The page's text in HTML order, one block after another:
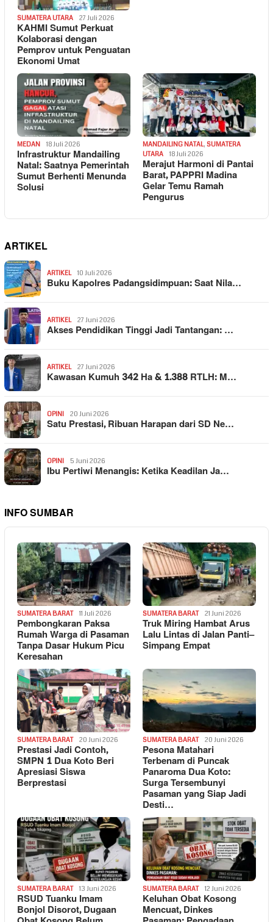
SUMATERA UTARA 27 Juli 2026
KAHMI Sumut Perkuat
Kolaborasi dengan
Pemprov untuk Penguatan
Ekonomi Umat
MEDAN 18 Juli 2026
Infrastruktur Mandailing
Natal: Saatnya Pemerintah
Sumut Berhenti Menunda
Solusi
MANDAILING NATAL, SUMATERA
UTARA
18 Juli 2026
Merajut Harmoni di Pantai
Barat, PAPPRI Madina
Gelar Temu Ramah
Pengurus
ARTIKEL
ARTIKEL 10 Juli 2026
Buku Kapolres Padangsidimpuan: Saat Nila…
ARTIKEL 27 Juni 2026
Akses Pendidikan Tinggi Jadi Tantangan: …
ARTIKEL 27 Juni 2026
Kawasan Kumuh 342 Ha & 1.388 RTLH: M…
OPINI 20 Juni 2026
Satu Prestasi, Ribuan Harapan dari SD Ne…
OPINI 5 Juni 2026
Ibu Pertiwi Menangis: Ketika Keadilan Ja…
INFO SUMBAR
SUMATERA BARAT 11 Juli 2026
Pembongkaran Paksa
Rumah Warga di Pasaman
Tanpa Dasar Hukum Picu
Keresahan
SUMATERA BARAT 21 Juni 2026
Truk Miring Hambat Arus
Lalu Lintas di Jalan Panti–
Simpang Empat
SUMATERA BARAT 20 Juni 2026
Prestasi Jadi Contoh,
SMPN 1 Dua Koto Beri
Apresiasi Siswa
Berprestasi
SUMATERA BARAT 20 Juni 2026
Pesona Matahari
Terbenam di Puncak
Panaroma Dua Koto:
Surga Tersembunyi
Pasaman yang Siap Jadi
Desti…
SUMATERA BARAT 13 Juni 2026
RSUD Tuanku Imam
Bonjol Disorot, Dugaan
SUMATERA BARAT 12 Juni 2026
Keluhan Obat Kosong
Mencuat, Dinkes